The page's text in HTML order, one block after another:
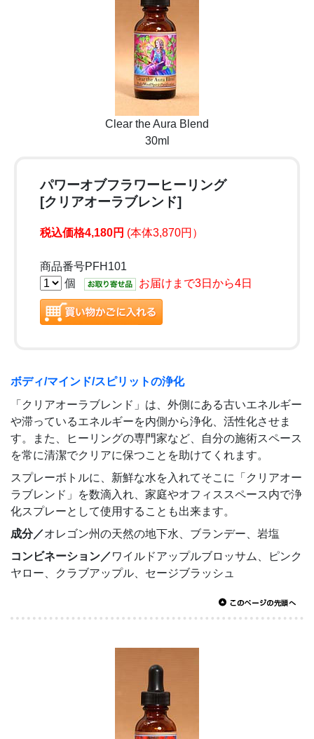
Clear the Aura Blend
30ml
パワーオブフラワーヒーリング
[クリアオーラブレンド]
税込価格4,180円 (本体3,870円）
商品番号PFH101
個
お届けまで3日から4日
ボディ/マインド/スピリットの浄化
「クリアオーラブレンド」は、外側にある古いエネルギー
や滞っているエネルギーを内側から浄化、活性化させま
す。また、ヒーリングの専門家など、自分の施術スペース
を常に清潔でクリアに保つことを助けてくれます。
スプレーボトルに、新鮮な水を入れてそこに「クリアオー
ラブレンド」を数滴入れ、家庭やオフィススペース内で浄
化スプレーとして使用することも出来ます。
成分／オレゴン州の天然の地下水、ブランデー、岩塩
コンビネーション／ワイルドアップルブロッサム、ピンク
ヤロー、クラブアップル、セージブラッシュ